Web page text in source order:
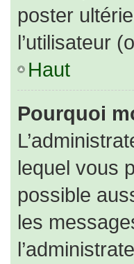
poster
l’utilisateur
Haut
Pourquoi
lequel vous
possible
les